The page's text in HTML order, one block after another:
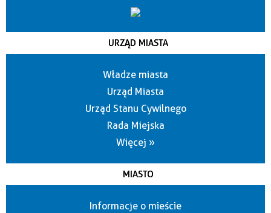
URZĄD MIASTA
Władze miasta
Urząd Miasta
Urząd Stanu Cywilnego
Rada Miejska
Więcej »
MIASTO
Informacje o mieście